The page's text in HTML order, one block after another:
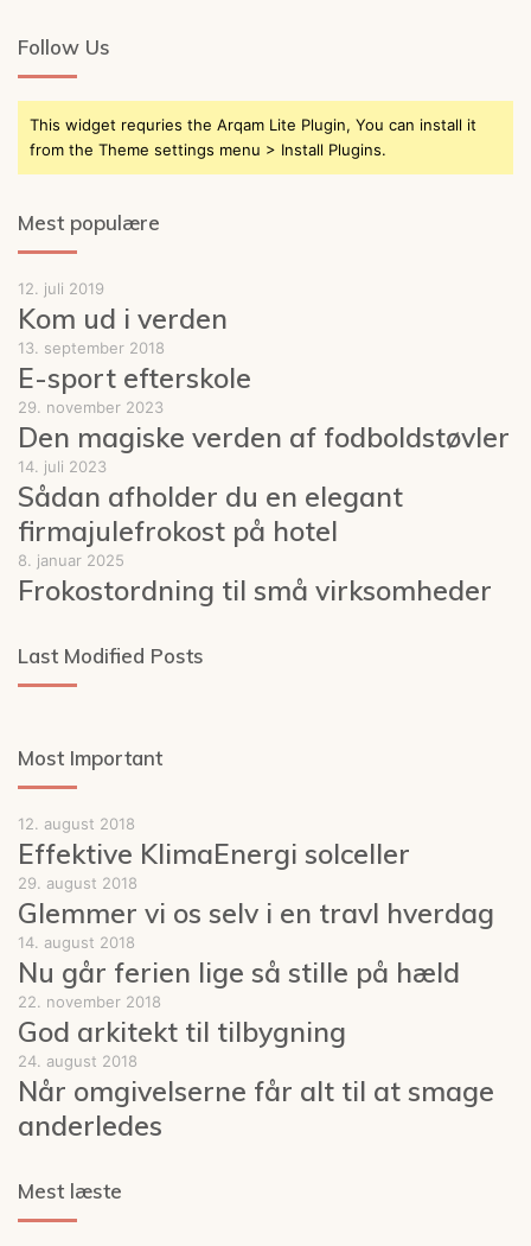
Follow Us
This widget requries the Arqam Lite Plugin, You can install it
from the Theme settings menu > Install Plugins.
Mest populære
12. juli 2019
Kom ud i verden
13. september 2018
E-sport efterskole
29. november 2023
Den magiske verden af fodboldstøvler
14. juli 2023
Sådan afholder du en elegant
firmajulefrokost på hotel
8. januar 2025
Frokostordning til små virksomheder
Last Modified Posts
Most Important
12. august 2018
Effektive KlimaEnergi solceller
29. august 2018
Glemmer vi os selv i en travl hverdag
14. august 2018
Nu går ferien lige så stille på hæld
22. november 2018
God arkitekt til tilbygning
24. august 2018
Når omgivelserne får alt til at smage
anderledes
Mest læste